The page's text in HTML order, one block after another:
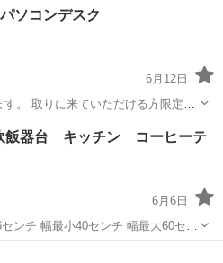
ソコンデスク
6月12日
限定な
にて購入しましたが、デスク買い替
します。 屋外に保管されていた
テーブル
飯器台 キッチン コーヒーテ
6月6日
チ 幅最小40センチ 幅最大60セン
みをご理解いただける方 宜しくお